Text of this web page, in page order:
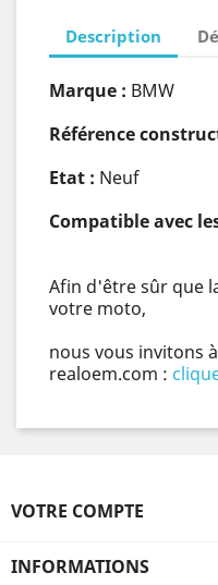
Description
Marque : BMW
Référence
Etat : Neuf
Compatible avec
Afin d'être sûr que
votre moto,
nous vous invitons
realoem.com :
VOTRE COMPTE
INFORMATIONS